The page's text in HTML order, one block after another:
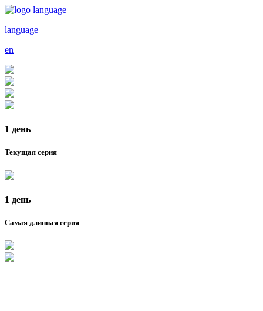
language
en
1 день
Текущая серия
1 день
Самая длинная серия